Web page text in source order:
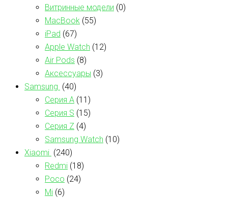
Витринные модели (0)
MacBook (55)
iPad (67)
Apple Watch (12)
Air Pods (8)
Аксессуары (3)
Samsung (40)
Серия А (11)
Серия S (15)
Серия Z (4)
Samsung Watch (10)
Xiaomi (240)
Redmi (18)
Poco (24)
Mi (6)